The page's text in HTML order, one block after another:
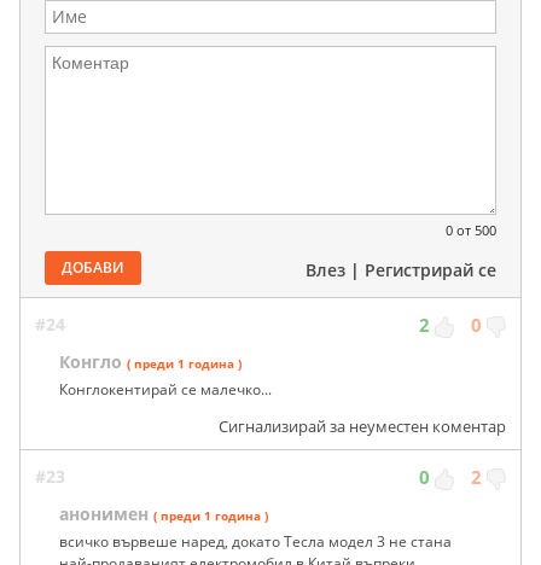
0 от 500
ДОБАВИ Влез | Регистрирай се
#24 2 0
Конгло ( преди 1 година )
Конглокентирай се малечко...
Сигнализирай за неуместен коментар
#23 0 2
анонимен ( преди 1 година )
всичко вървеше наред, докато Тесла модел 3 не стана